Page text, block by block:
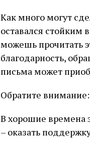
Как много могут
оставался стойким
можешь прочитать
благодарность,
письма может
Обратите
В хорошие времена
– оказать